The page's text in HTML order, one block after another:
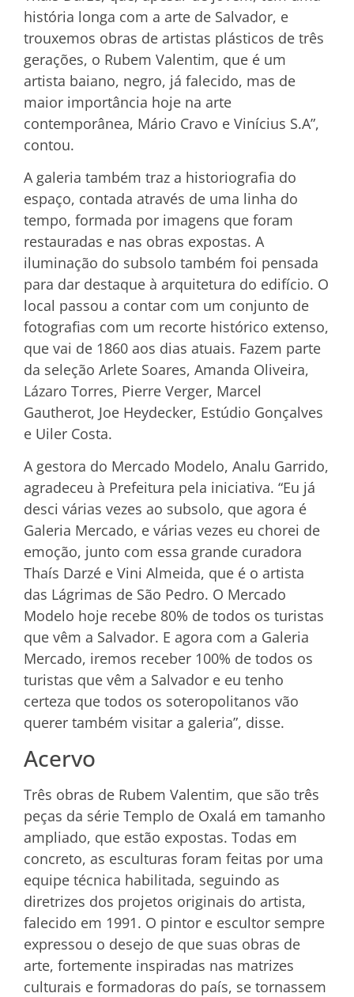
história longa com a arte de Salvador, e
trouxemos obras de artistas plásticos de três
gerações, o Rubem Valentim, que é um
artista baiano, negro, já falecido, mas de
maior importância hoje na arte
contemporânea, Mário Cravo e Vinícius S.A”,
contou.
A galeria também traz a historiografia do
espaço, contada através de uma linha do
tempo, formada por imagens que foram
restauradas e nas obras expostas. A
iluminação do subsolo também foi pensada
para dar destaque à arquitetura do edifício. O
local passou a contar com um conjunto de
fotografias com um recorte histórico extenso,
que vai de 1860 aos dias atuais. Fazem parte
da seleção Arlete Soares, Amanda Oliveira,
Lázaro Torres, Pierre Verger, Marcel
Gautherot, Joe Heydecker, Estúdio Gonçalves
e Uiler Costa.
A gestora do Mercado Modelo, Analu Garrido,
agradeceu à Prefeitura pela iniciativa. “Eu já
desci várias vezes ao subsolo, que agora é
Galeria Mercado, e várias vezes eu chorei de
emoção, junto com essa grande curadora
Thaís Darzé e Vini Almeida, que é o artista
das Lágrimas de São Pedro. O Mercado
Modelo hoje recebe 80% de todos os turistas
que vêm a Salvador. E agora com a Galeria
Mercado, iremos receber 100% de todos os
turistas que vêm a Salvador e eu tenho
certeza que todos os soteropolitanos vão
querer também visitar a galeria”, disse.
Acervo
Três obras de Rubem Valentim, que são três
peças da série Templo de Oxalá em tamanho
ampliado, que estão expostas. Todas em
concreto, as esculturas foram feitas por uma
equipe técnica habilitada, seguindo as
diretrizes dos projetos originais do artista,
falecido em 1991. O pintor e escultor sempre
expressou o desejo de que suas obras de
arte, fortemente inspiradas nas matrizes
culturais e formadoras do país, se tornassem